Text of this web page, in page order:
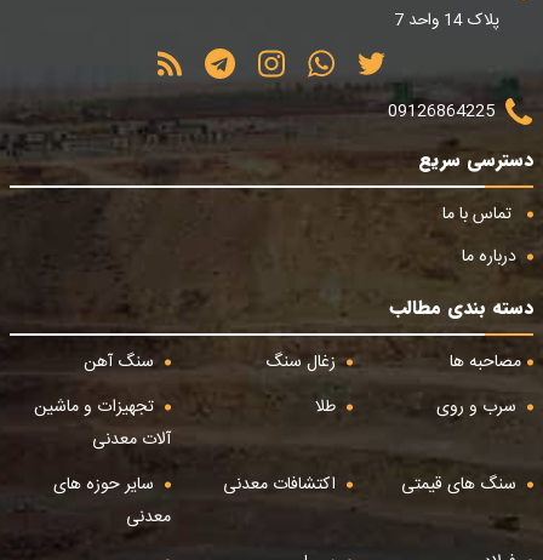
پلاک 14 واحد 7
09126864225
دسترسی سریع
تماس با ما
درباره ما
دسته بندی مطالب
مصاحبه ها
زغال سنگ
سنگ آهن
سرب و روی
طلا
تجهیزات و ماشین
آلات معدنی
سنگ های قیمتی
اکتشافات معدنی
سایر حوزه های
معدنی